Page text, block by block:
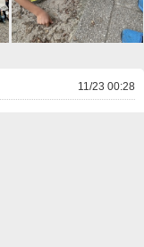
11/23 00:28